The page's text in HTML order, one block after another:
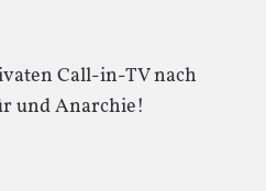
Call-in-TV nach
und Anarchie!